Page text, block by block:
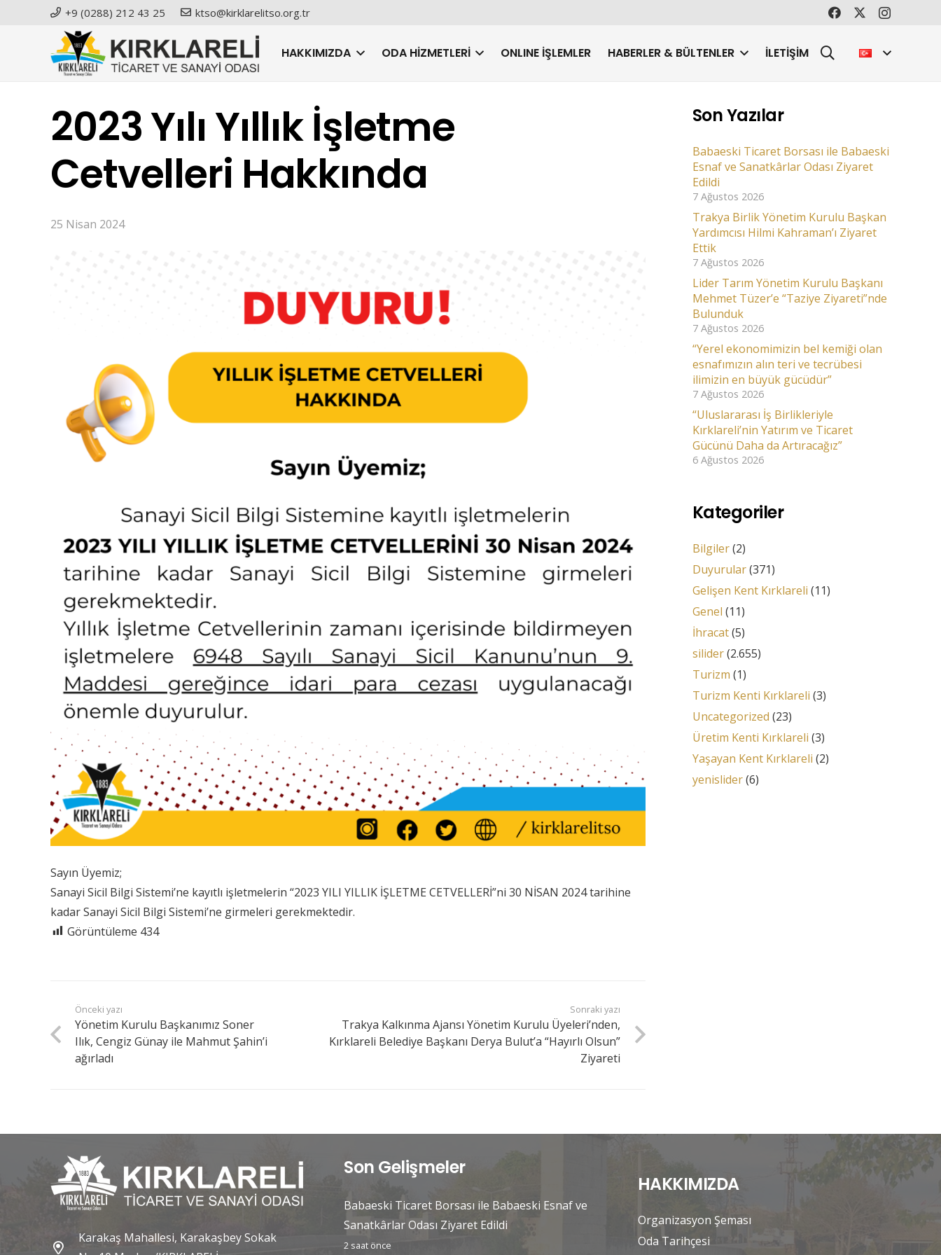
+9 (0288) 212 43 25 ktso@kirklarelitso.org.tr
HAKKIMIZDA ODA HIZMETLERI ONLINE İŞLEMLER HABERLER & BÜLTENLER İLETIŞIM
2023 Yılı Yıllık İşletme
Cetvelleri Hakkında
25 Nisan 2024
Sayın Üyemiz;
Sanayi Sicil Bilgi Sistemi’ne kayıtlı işletmelerin “2023 YILI YILLIK İŞLETME CETVELLERİ”ni 30 NİSAN 2024 tarihine
kadar Sanayi Sicil Bilgi Sistemi’ne girmeleri gerekmektedir.
Görüntüleme 434
Önceki yazı
Yönetim Kurulu Başkanımız Soner
Ilık, Cengiz Günay ile Mahmut Şahin’i
ağırladı
Sonraki yazı
Trakya Kalkınma Ajansı Yönetim Kurulu Üyeleri’nden,
Kırklareli Belediye Başkanı Derya Bulut’a “Hayırlı Olsun”
Ziyareti
Son Yazılar
Babaeski Ticaret Borsası ile Babaeski
Esnaf ve Sanatkârlar Odası Ziyaret
Edildi
7 Ağustos 2026
Trakya Birlik Yönetim Kurulu Başkan
Yardımcısı Hilmi Kahraman’ı Ziyaret
Ettik
7 Ağustos 2026
Lider Tarım Yönetim Kurulu Başkanı
Mehmet Tüzer’e “Taziye Ziyareti”nde
Bulunduk
7 Ağustos 2026
“Yerel ekonomimizin bel kemiği olan
esnafımızın alın teri ve tecrübesi
ilimizin en büyük gücüdür”
7 Ağustos 2026
“Uluslararası İş Birlikleriyle
Kırklareli’nin Yatırım ve Ticaret
Gücünü Daha da Artıracağız”
6 Ağustos 2026
Kategoriler
Bilgiler(2)
Duyurular(371)
Gelişen Kent Kırklareli (11)
Genel (11)
İhracat(5)
silider(2.655)
Turizm (1)
Turizm Kenti Kırklareli (3)
Uncategorized (23)
Üretim Kenti Kırklareli (3)
Yaşayan Kent Kırklareli (2)
yenislider(6)
Karakaş Mahallesi, Karakaşbey Sokak
Son Gelişmeler
Babaeski Ticaret Borsası ile Babaeski Esnaf ve
Sanatkârlar Odası Ziyaret Edildi
2 saat önce
HAKKIMIZDA
Organizasyon Şeması
Oda Tarihçesi